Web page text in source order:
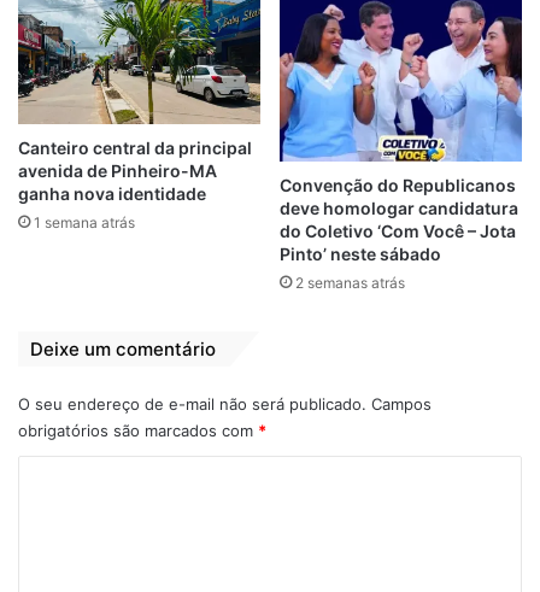
Relacionado
Maranhense 2022:
IAPE vence
Juventude-Samas
por 1 a 0
6 de fevereiro de 2022
Em "ESPORTES"
Juventude goleia
IAPE por 3 0 e abre
vantagem
26 de abril de 2021
Em "PINHEIRO-MA"
vaga na semifinal
Em "PINHEIRO-MA"
Canteiro central da principal
avenida de Pinheiro-MA
ganha nova identidade
1 semana atrás
Convenção do Republicanos
deve homologar candidatura
do Coletivo ‘Com Você – Jota
Pinto’ neste sábado
2 semanas atrás
Deixe um comentário
O seu endereço de e-mail não será publicado. Campos
obrigatórios são marcados com *